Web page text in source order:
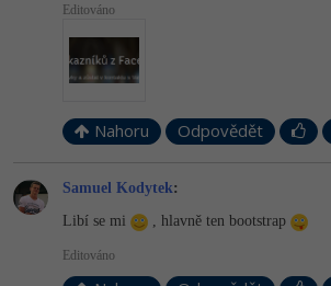
Editováno
Nahoru Odpovědět
Samuel Kodytek:
Libí se mi , hlavně ten bootstrap
Editováno